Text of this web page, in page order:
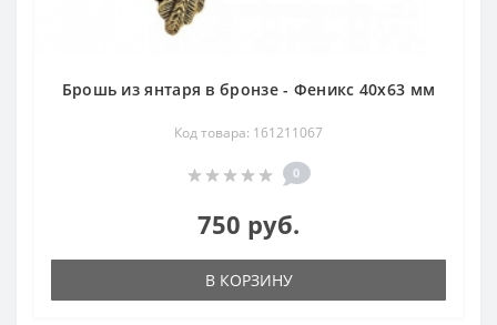
Брошь из янтаря в бронзе - Феникс 40х63 мм
Код товара: 161211067
0
750 руб.
В КОРЗИНУ